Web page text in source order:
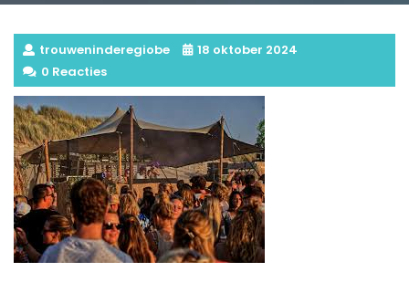
trouweninderegiobe
18 oktober 2024
0 Reacties